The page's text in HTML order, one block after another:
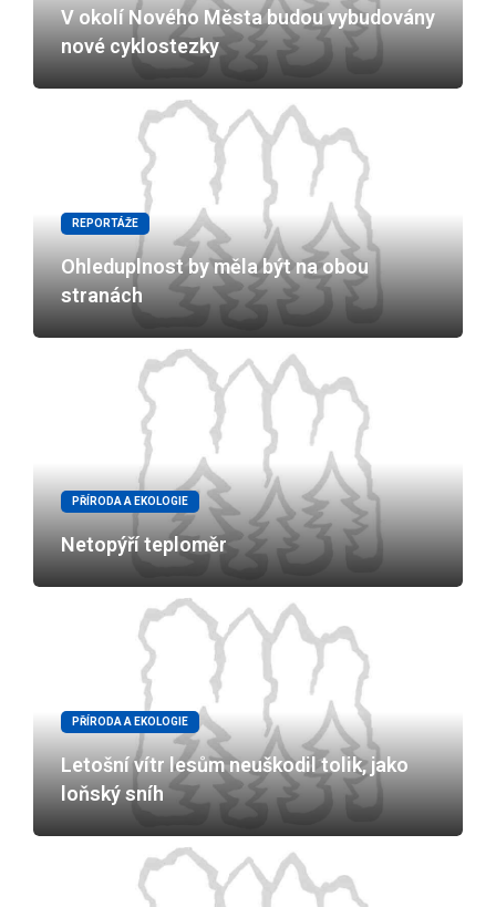
V okolí Nového Města budou vybudovány
nové cyklostezky
REPORTÁŽE
Ohleduplnost by měla být na obou
stranách
PŘÍRODA A EKOLOGIE
Netopýří teploměr
PŘÍRODA A EKOLOGIE
Letošní vítr lesům neuškodil tolik, jako
loňský sníh